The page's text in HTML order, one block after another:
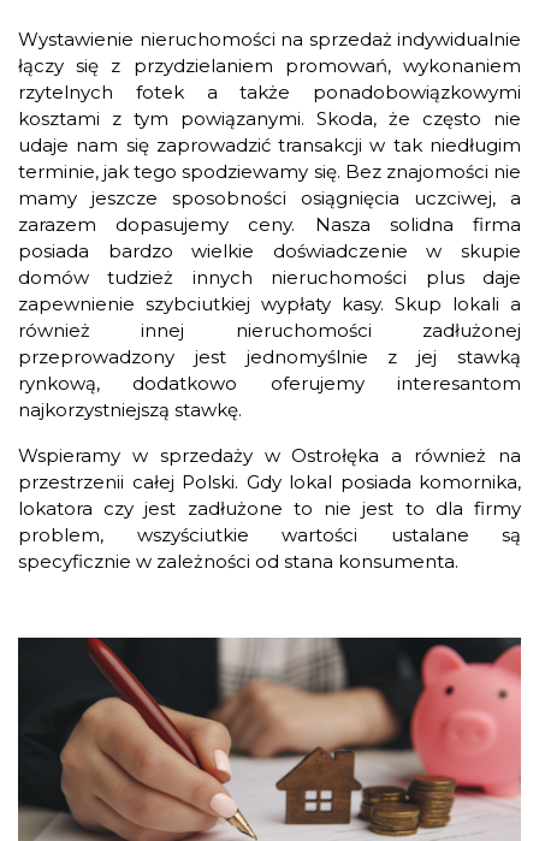
Wystawienie nieruchomości na sprzedaż indywidualnie
łączy się z przydzielaniem promowań, wykonaniem
rzytelnych fotek a także ponadobowiązkowymi
kosztami z tym powiązanymi. Skoda, że często nie
udaje nam się zaprowadzić transakcji w tak niedługim
terminie, jak tego spodziewamy się. Bez znajomości nie
mamy jeszcze sposobności osiągnięcia uczciwej, a
zarazem dopasujemy ceny. Nasza solidna firma
posiada bardzo wielkie doświadczenie w skupie
domów tudzież innych nieruchomości plus daje
zapewnienie szybciutkiej wypłaty kasy. Skup lokali a
również innej nieruchomości zadłużonej
przeprowadzony jest jednomyślnie z jej stawką
rynkową, dodatkowo oferujemy interesantom
najkorzystniejszą stawkę.
Wspieramy w sprzedaży w Ostrołęka a również na
przestrzenii całej Polski. Gdy lokal posiada komornika,
lokatora czy jest zadłużone to nie jest to dla firmy
problem, wszyściutkie wartości ustalane są
specyficznie w zależności od stana konsumenta.